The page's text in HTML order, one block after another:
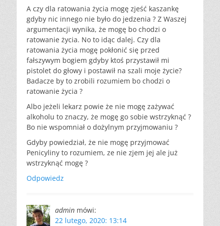
A czy dla ratowania życia mogę zjeść kaszankę
gdyby nic innego nie było do jedzenia ? Z Waszej
argumentacji wynika, że mogę bo chodzi o
ratowanie życia. No to idąc dalej. Czy dla
ratowania życia mogę pokłonić się przed
fałszywym bogiem gdyby ktoś przystawił mi
pistolet do głowy i postawił na szali moje życie?
Badacze by to zrobili rozumiem bo chodzi o
ratowanie życia ?
Albo jeżeli lekarz powie że nie mogę zażywać
alkoholu to znaczy, że mogę go sobie wstrzyknąć ?
Bo nie wspomniał o dożylnym przyjmowaniu ?
Gdyby powiedział, że nie mogę przyjmować
Penicyliny to rozumiem, ze nie zjem jej ale już
wstrzyknąć mogę ?
Odpowiedz
admin mówi:
22 lutego, 2020: 13:14